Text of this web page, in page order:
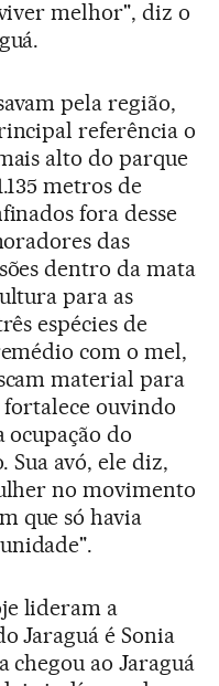
melhor", diz o
pela região,
referência o
alto do parque
metros de
fora desse
das
dentro da mata
para as
espécies de
com o mel,
material para
fortalece ouvindo
ocupação do
avó, ele diz,
no movimento
que só havia
lideram a
Jaraguá é Sonia
chegou ao Jaraguá